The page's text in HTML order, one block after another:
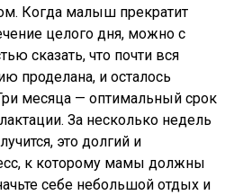
Когда малыш прекратит
целого дня, можно с
сказать, что почти вся
проделана, и осталось
месяца — оптимальный срок
За несколько недель
это долгий и
к которому мамы должны
себе небольшой отдых и